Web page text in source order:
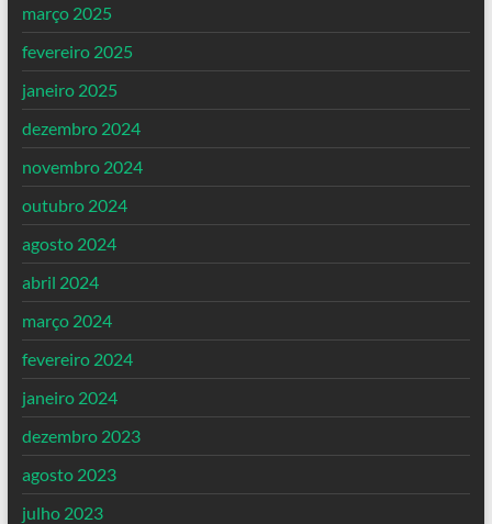
março 2025
fevereiro 2025
janeiro 2025
dezembro 2024
novembro 2024
outubro 2024
agosto 2024
abril 2024
março 2024
fevereiro 2024
janeiro 2024
dezembro 2023
agosto 2023
julho 2023